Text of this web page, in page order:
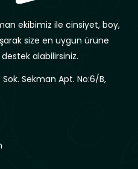
ekibimiz ile cinsiyet, boy,
size en uygun ürüne
alabilirsiniz.
Sekman Apt. No:6/B,